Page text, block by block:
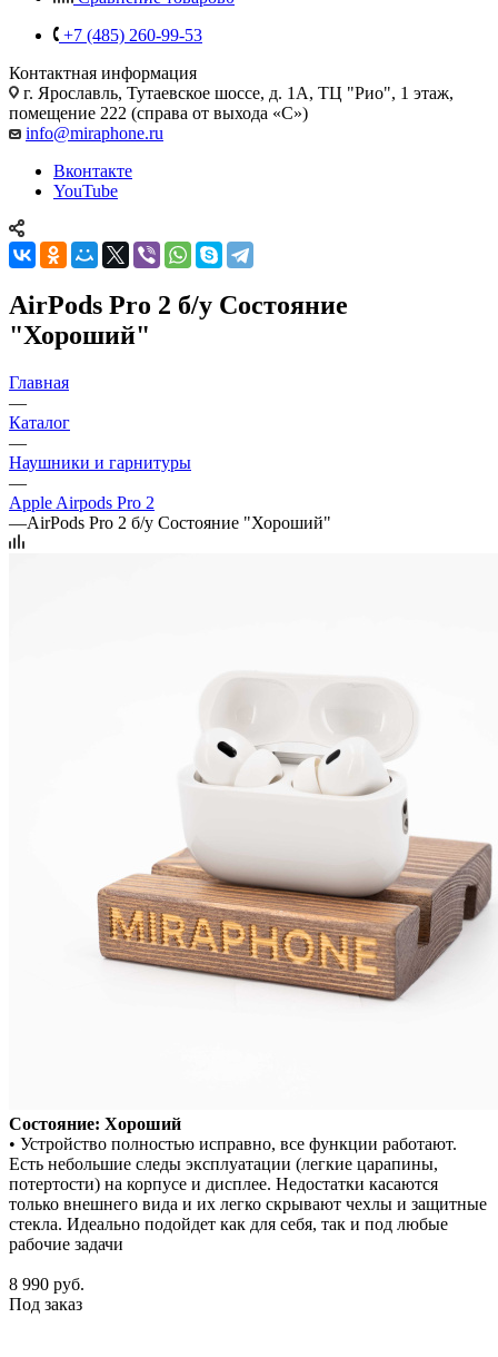
+7 (485) 260-99-53
Контактная информация
г. Ярославль, Тутаевское шоссе, д. 1А, ТЦ "Рио", 1 этаж,
помещение 222 (справа от выхода «С»)
info@miraphone.ru
Вконтакте
YouTube
AirPods Pro 2 б/у Состояние
"Хороший"
Главная
—
Каталог
—
Наушники и гарнитуры
—
Apple Airpods Pro 2
—AirPods Pro 2 б/у Состояние "Хороший"
Состояние: Хороший
• Устройство полностью исправно, все функции работают.
Есть небольшие следы эксплуатации (легкие царапины,
потертости) на корпусе и дисплее. Недостатки касаются
только внешнего вида и их легко скрывают чехлы и защитные
стекла. Идеально подойдет как для себя, так и под любые
рабочие задачи
8 990 руб.
Под заказ